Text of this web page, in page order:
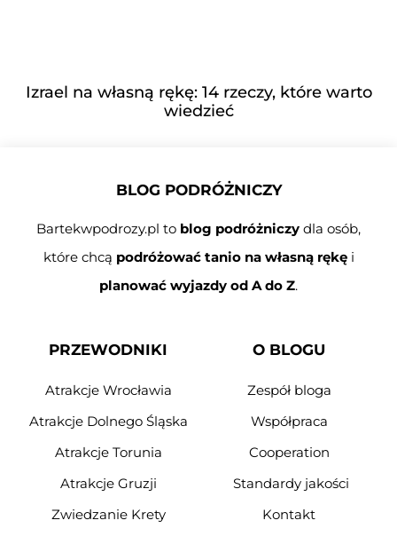
Izrael na własną rękę: 14 rzeczy, które warto
wiedzieć
BLOG PODRÓŻNICZY
Bartekwpodrozy.pl to blog podróżniczy dla osób,
które chcą podróżować tanio na własną rękęi
planować wyjazdy od A do Z.
PRZEWODNIKI
Atrakcje Wrocławia
Atrakcje Dolnego Śląska
Atrakcje Torunia
Atrakcje Gruzji
Zwiedzanie Krety
O BLOGU
Zespół bloga
Współpraca
Cooperation
Standardy jakości
Kontakt